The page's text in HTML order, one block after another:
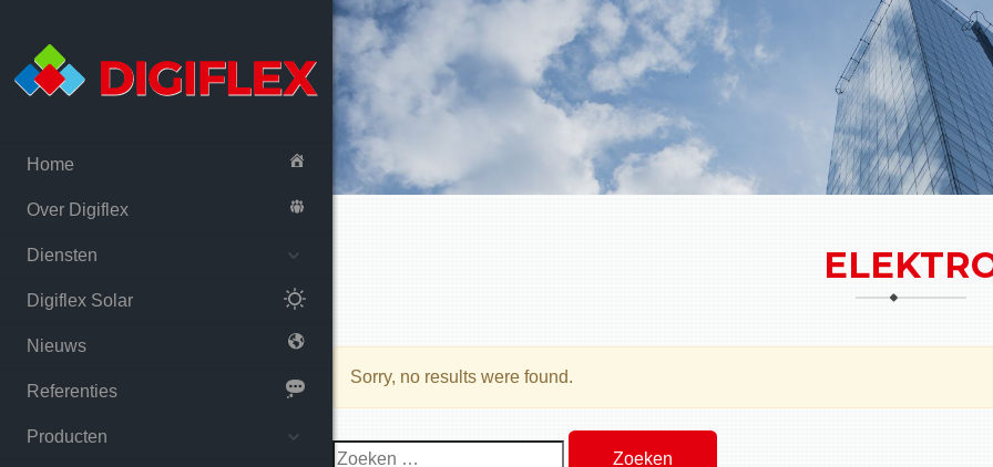
Home
Over Digiflex
Diensten
Digiflex Solar
Nieuws
Referenties
Producten
Sorry, no results were found.
Zoeken